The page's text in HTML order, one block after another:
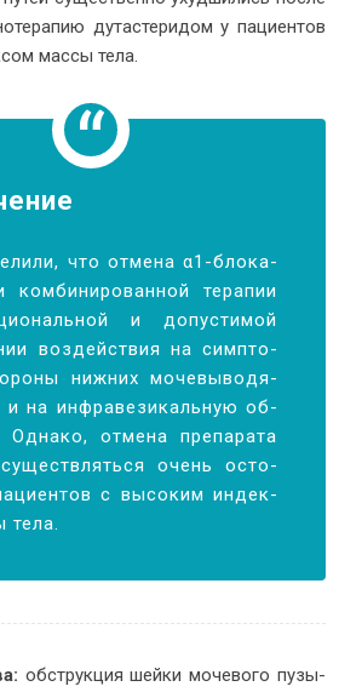
ду­та­сте­ри­дом у па­ци­ен­тов
мас­сы тела.
что от­ме­на α1-бло­ка­
ком­би­ни­ро­ван­ной те­ра­пии
и до­пу­сти­мой
воз­дей­ствия на симп­то­
ниж­них мо­че­вы­во­дя­
и на ин­фра­ве­зи­каль­ную об­
Од­на­ко, от­ме­на пре­па­ра­та
очень осто­
с вы­со­ким ин­дек­
тела.
об­струк­ция шей­ки мо­че­во­го пу­зы­